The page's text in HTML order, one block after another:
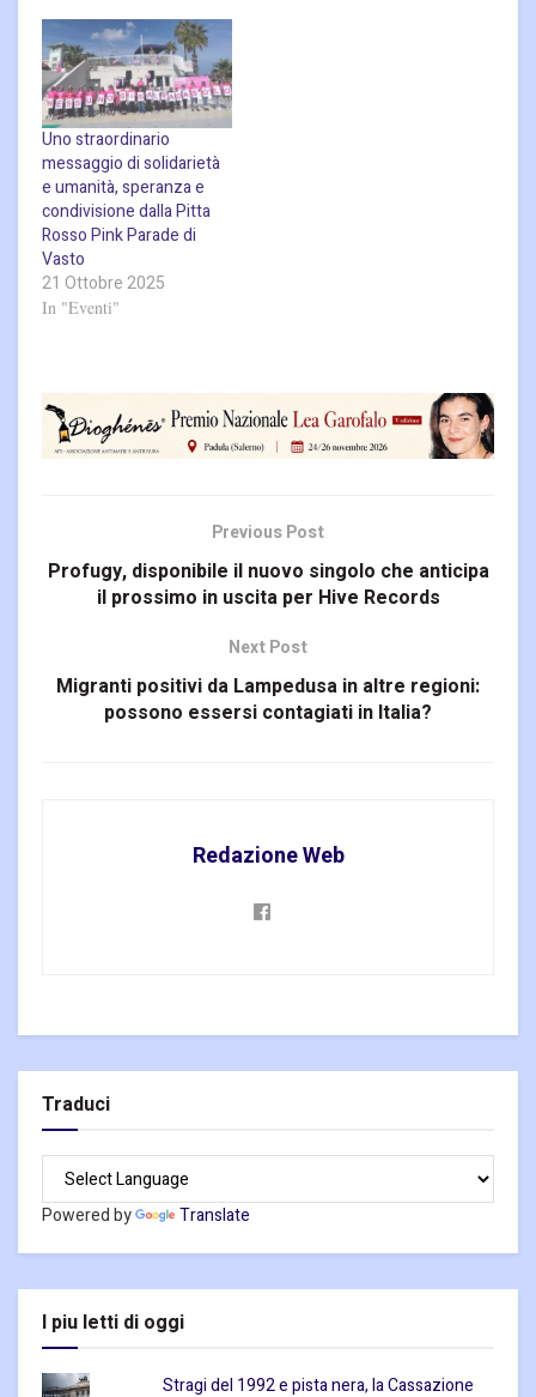
Uno straordinario
messaggio di solidarietà
e umanità, speranza e
condivisione dalla Pitta
Rosso Pink Parade di
Vasto
21 Ottobre 2025
In "Eventi"
Previous Post
Profugy, disponibile il nuovo singolo che anticipa
il prossimo in uscita per Hive Records
Next Post
Migranti positivi da Lampedusa in altre regioni:
possono essersi contagiati in Italia?
Redazione Web
Traduci
Powered by Translate
I piu letti di oggi
Stragi del 1992 e pista nera, la Cassazione